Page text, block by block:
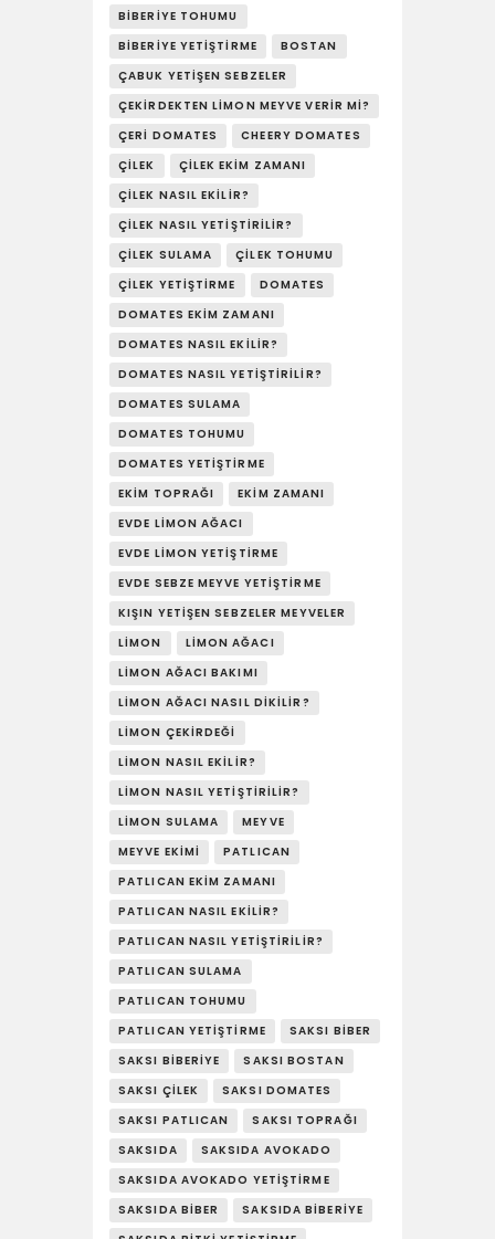
BIBERIYE TOHUMU
BIBERIYE YETIŞTIRME
BOSTAN
ÇABUK YETIŞEN SEBZELER
ÇEKIRDEKTEN LIMON MEYVE VERIR MI?
ÇERI DOMATES
CHEERY DOMATES
ÇILEK
ÇILEK EKIM ZAMANI
ÇILEK NASIL EKILIR?
ÇILEK NASIL YETIŞTIRILIR?
ÇILEK SULAMA
ÇILEK TOHUMU
ÇILEK YETIŞTIRME
DOMATES
DOMATES EKIM ZAMANI
DOMATES NASIL EKILIR?
DOMATES NASIL YETIŞTIRILIR?
DOMATES SULAMA
DOMATES TOHUMU
DOMATES YETIŞTIRME
EKIM TOPRAĞI
EKIM ZAMANI
EVDE LIMON AĞACI
EVDE LIMON YETIŞTIRME
EVDE SEBZE MEYVE YETIŞTIRME
KIŞIN YETIŞEN SEBZELER MEYVELER
LIMON
LIMON AĞACI
LIMON AĞACI BAKIMI
LIMON AĞACI NASIL DIKILIR?
LIMON ÇEKIRDEĞI
LIMON NASIL EKILIR?
LIMON NASIL YETIŞTIRILIR?
LIMON SULAMA
MEYVE
MEYVE EKIMI
PATLICAN
PATLICAN EKIM ZAMANI
PATLICAN NASIL EKILIR?
PATLICAN NASIL YETIŞTIRILIR?
PATLICAN SULAMA
PATLICAN TOHUMU
PATLICAN YETIŞTIRME
SAKSI BIBER
SAKSI BIBERIYE
SAKSI BOSTAN
SAKSI ÇILEK
SAKSI DOMATES
SAKSI PATLICAN
SAKSI TOPRAĞI
SAKSIDA
SAKSIDA AVOKADO
SAKSIDA AVOKADO YETIŞTIRME
SAKSIDA BIBER
SAKSIDA BIBERIYE